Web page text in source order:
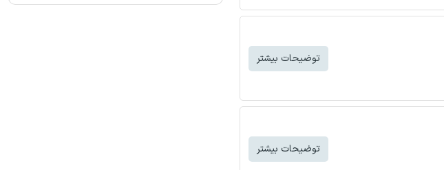
توضیحات بیشتر
توضیحات بیشتر